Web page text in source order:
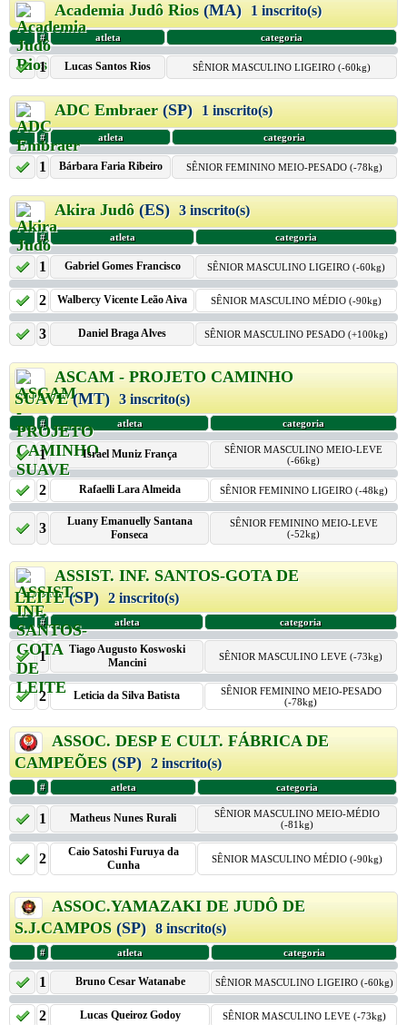
Academia Judô Rios (MA) 1 inscrito(s)
# atleta categoria
1 Lucas Santos Rios SÊNIOR MASCULINO LIGEIRO (-60kg)
ADC Embraer (SP) 1 inscrito(s)
# atleta categoria
1 Bárbara Faria Ribeiro SÊNIOR FEMININO MEIO-PESADO (-78kg)
Akira Judô (ES) 3 inscrito(s)
# atleta categoria
1 Gabriel Gomes Francisco SÊNIOR MASCULINO LIGEIRO (-60kg)
2 Walbercy Vicente Leão Aiva SÊNIOR MASCULINO MÉDIO (-90kg)
3 Daniel Braga Alves SÊNIOR MASCULINO PESADO (+100kg)
ASCAM - PROJETO CAMINHO
SUAVE (MT) 3 inscrito(s)
# atleta categoria
1 Israel Muniz França
SÊNIOR MASCULINO MEIO-LEVE
(-66kg)
2 Rafaelli Lara Almeida SÊNIOR FEMININO LIGEIRO (-48kg)
3
Luany Emanuelly Santana
Fonseca
SÊNIOR FEMININO MEIO-LEVE
(-52kg)
ASSIST. INF. SANTOS-GOTA DE
LEITE (SP) 2 inscrito(s)
# atleta categoria
1
Tiago Augusto Koswoski
Mancini
SÊNIOR MASCULINO LEVE (-73kg)
2 Leticia da Silva Batista
SÊNIOR FEMININO MEIO-PESADO
(-78kg)
ASSOC. DESP E CULT. FÁBRICA DE
CAMPEÕES (SP) 2 inscrito(s)
# atleta categoria
1 Matheus Nunes Rurali
SÊNIOR MASCULINO MEIO-MÉDIO
(-81kg)
2
Caio Satoshi Furuya da
Cunha
SÊNIOR MASCULINO MÉDIO (-90kg)
ASSOC.YAMAZAKI DE JUDÔ DE
S.J.CAMPOS (SP) 8 inscrito(s)
# atleta categoria
1 Bruno Cesar Watanabe SÊNIOR MASCULINO LIGEIRO (-60kg)
2 Lucas Queiroz Godoy SÊNIOR MASCULINO LEVE (-73kg)